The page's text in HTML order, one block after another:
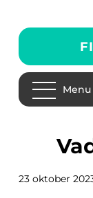
Menu
23 oktober